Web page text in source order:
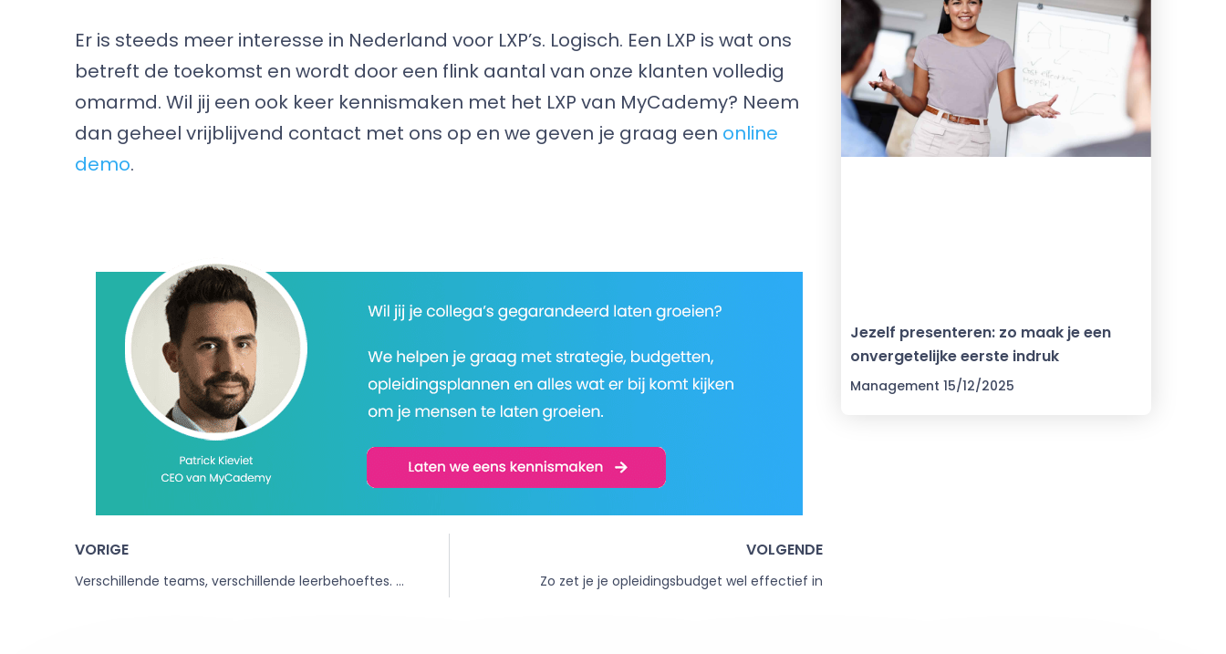
Er is steeds meer interesse in Nederland voor LXP’s. Logisch. Een LXP is wat ons
betreft de toekomst en wordt door een flink aantal van onze klanten volledig
omarmd. Wil jij een ook keer kennismaken met het LXP van MyCademy? Neem
dan geheel vrijblijvend contact met ons op en we geven je graag een online
demo.
VORIGE
Verschillende teams, verschillende leerbehoeftes. Hoe deal je daarmee?
VOLGENDE
Zo zet je je opleidingsbudget wel effectief in
Jezelf presenteren: zo maak je een
onvergetelijke eerste indruk
Management 15/12/2025